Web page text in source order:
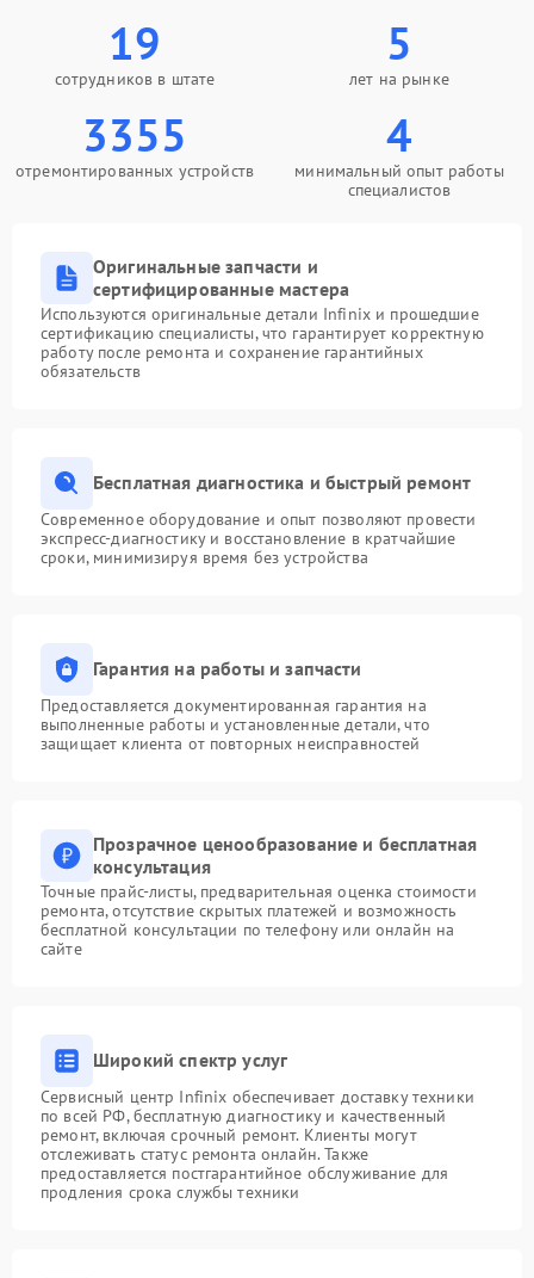
19
сотрудников в штате
5
лет на рынке
3355
отремонтированных устройств
4
минимальный опыт работы
специалистов
Оригинальные запчасти и
сертифицированные мастера
Используются оригинальные детали Infinix и прошедшие
сертификацию специалисты, что гарантирует корректную
работу после ремонта и сохранение гарантийных
обязательств
Бесплатная диагностика и быстрый ремонт
Современное оборудование и опыт позволяют провести
экспресс-диагностику и восстановление в кратчайшие
сроки, минимизируя время без устройства
Гарантия на работы и запчасти
Предоставляется документированная гарантия на
выполненные работы и установленные детали, что
защищает клиента от повторных неисправностей
Прозрачное ценообразование и бесплатная
консультация
Точные прайс-листы, предварительная оценка стоимости
ремонта, отсутствие скрытых платежей и возможность
бесплатной консультации по телефону или онлайн на
сайте
Широкий спектр услуг
Сервисный центр Infinix обеспечивает доставку техники
по всей РФ, бесплатную диагностику и качественный
ремонт, включая срочный ремонт. Клиенты могут
отслеживать статус ремонта онлайн. Также
предоставляется постгарантийное обслуживание для
продления срока службы техники